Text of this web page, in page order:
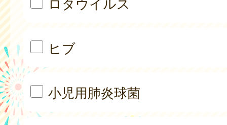
ヒブ
小児用肺炎球菌